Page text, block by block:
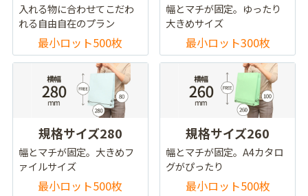
入れる物に合わせてこだわ
れる自由自在のプラン
最小ロット500枚
幅とマチが固定。ゆったり
大きめサイズ
最小ロット300枚
規格サイズ280
幅とマチが固定。大きめフ
ァイルサイズ
最小ロット500枚
規格サイズ260
幅とマチが固定。A4カタロ
グがぴったり
最小ロット500枚